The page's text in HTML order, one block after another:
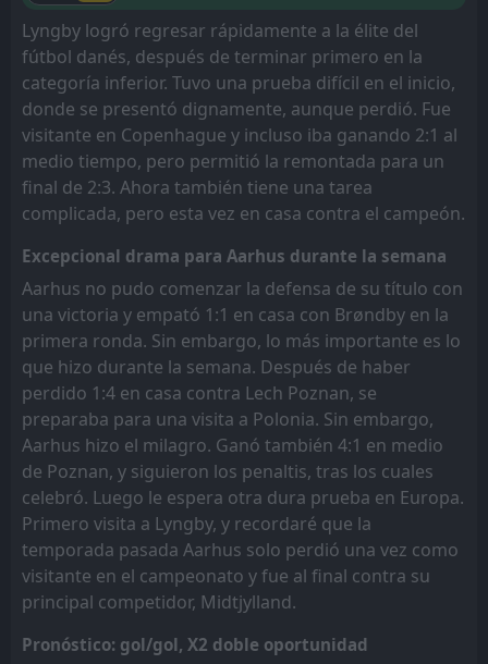
Lyngby logró regresar rápidamente a la élite del
fútbol danés, después de terminar primero en la
categoría inferior. Tuvo una prueba difícil en el inicio,
donde se presentó dignamente, aunque perdió. Fue
visitante en Copenhague y incluso iba ganando 2:1 al
medio tiempo, pero permitió la remontada para un
final de 2:3. Ahora también tiene una tarea
complicada, pero esta vez en casa contra el campeón.
Excepcional drama para Aarhus durante la semana
Aarhus no pudo comenzar la defensa de su título con
una victoria y empató 1:1 en casa con Brøndby en la
primera ronda. Sin embargo, lo más importante es lo
que hizo durante la semana. Después de haber
perdido 1:4 en casa contra Lech Poznan, se
preparaba para una visita a Polonia. Sin embargo,
Aarhus hizo el milagro. Ganó también 4:1 en medio
de Poznan, y siguieron los penaltis, tras los cuales
celebró. Luego le espera otra dura prueba en Europa.
Primero visita a Lyngby, y recordaré que la
temporada pasada Aarhus solo perdió una vez como
visitante en el campeonato y fue al final contra su
principal competidor, Midtjylland.
Pronóstico: gol/gol, X2 doble oportunidad